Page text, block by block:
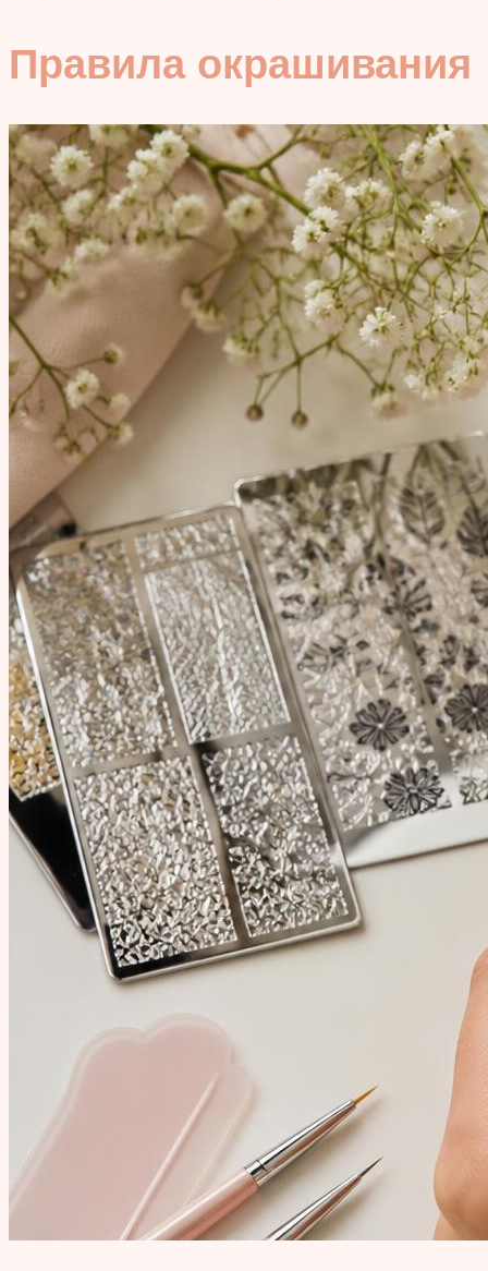
Правила окрашивания